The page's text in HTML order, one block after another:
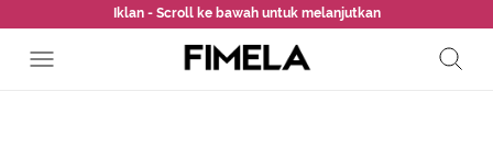
Iklan - Scroll ke bawah untuk melanjutkan